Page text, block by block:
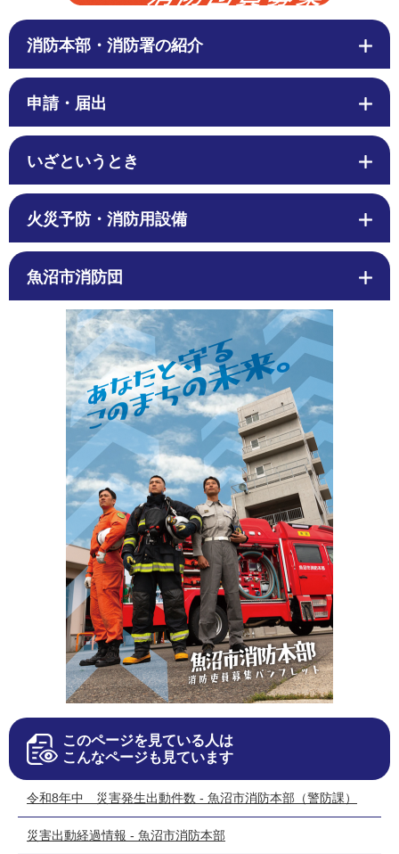
消防本部・消防署の紹介
申請・届出
いざというとき
火災予防・消防用設備
魚沼市消防団
このページを見ている人は
こんなページも見ています
令和8年中 災害発生出動件数 - 魚沼市消防本部（警防課）
災害出動経過情報 - 魚沼市消防本部